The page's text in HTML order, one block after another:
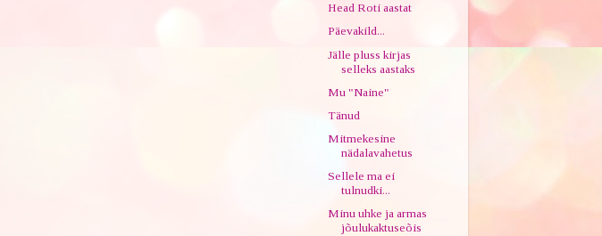
Head Roti aastat
Päevakild...
Jälle pluss kirjas
selleks aastaks
Mu "Naine"
Tänud
Mitmekesine
nädalavahetus
Sellele ma ei
tulnudki...
Minu uhke ja armas
jõulukaktuseõis